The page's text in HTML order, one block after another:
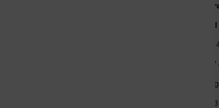
W
tel.:
tel.:
tel.:
tel.: